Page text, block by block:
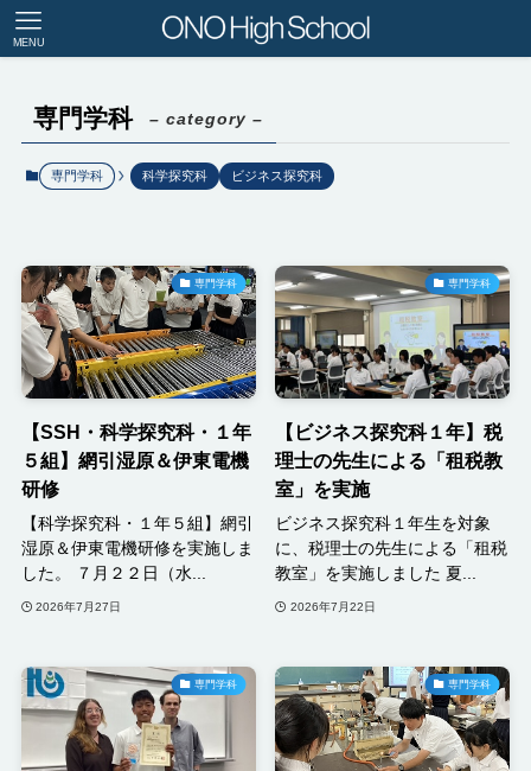
MENU
専門学科 – category –
専門学科 科学探究科 ビジネス探究科
専門学科
【SSH・科学探究科・１年
５組】網引湿原＆伊東電機
研修
【科学探究科・１年５組】網引
湿原＆伊東電機研修を実施しま
した。 ７月２２日（水...
2026年7月27日
専門学科
【ビジネス探究科１年】税
理士の先生による「租税教
室」を実施
ビジネス探究科１年生を対象
に、税理士の先生による「租税
教室」を実施しました 夏...
2026年7月22日
専門学科 専門学科